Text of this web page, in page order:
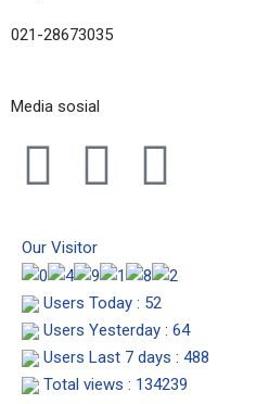
021-28673035
Media sosial
I
s
t
a
F
c
e
b
Y
u
t
u
Our Visitor
Users Today : 52
Users Yesterday : 64
Users Last 7 days : 488
Total views : 134239